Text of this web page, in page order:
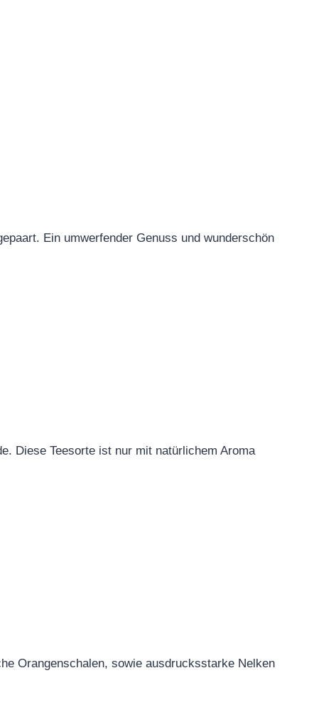
Ein umwerfender Genuss und wunderschön
Diese Teesorte ist nur mit natürlichem Aroma
Orangenschalen, sowie ausdrucksstarke Nelken